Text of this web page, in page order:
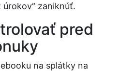
úrokov“ zaniknúť.
pred
na splátky na